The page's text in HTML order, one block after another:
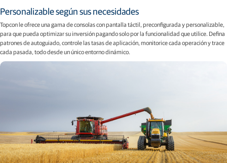
Personalizable según sus necesidades
Topcon le ofrece una gama de consolas con pantalla táctil, preconfigurada y personalizable,
para que pueda optimizar su inversión pagando solo por la funcionalidad que utilice. Defina
patrones de autoguiado, controle las tasas de aplicación, monitorice cada operación y trace
cada pasada, todo desde un único entorno dinámico.